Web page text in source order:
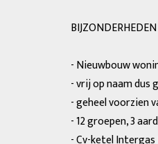
BIJZONDERHEDEN
- Nieuwbouw
- vrij op naam
- geheel voorzien
- 12 groepen, 3
- Cv-ketel